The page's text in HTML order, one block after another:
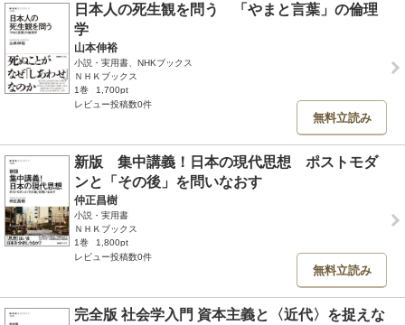
日本人の死生観を問う 「やまと言葉」の倫理
学
山本伸裕
小説・実用書、NHKブックス
ＮＨＫブックス
1巻
1,700pt
レビュー投稿数0件
無料立読み
新版 集中講義！日本の現代思想 ポストモダ
ンと「その後」を問いなおす
仲正昌樹
小説・実用書
ＮＨＫブックス
1巻
1,800pt
レビュー投稿数0件
無料立読み
完全版 社会学入門 資本主義と〈近代〉を捉えな